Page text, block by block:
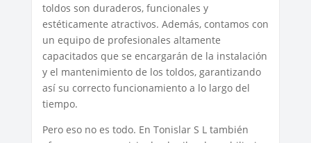
toldos son duraderos, funcionales y
estéticamente atractivos. Además, contamos con
un equipo de profesionales altamente
capacitados que se encargarán de la instalación
y el mantenimiento de los toldos, garantizando
así su correcto funcionamiento a lo largo del
tiempo.
Pero eso no es todo. En Tonislar S L también